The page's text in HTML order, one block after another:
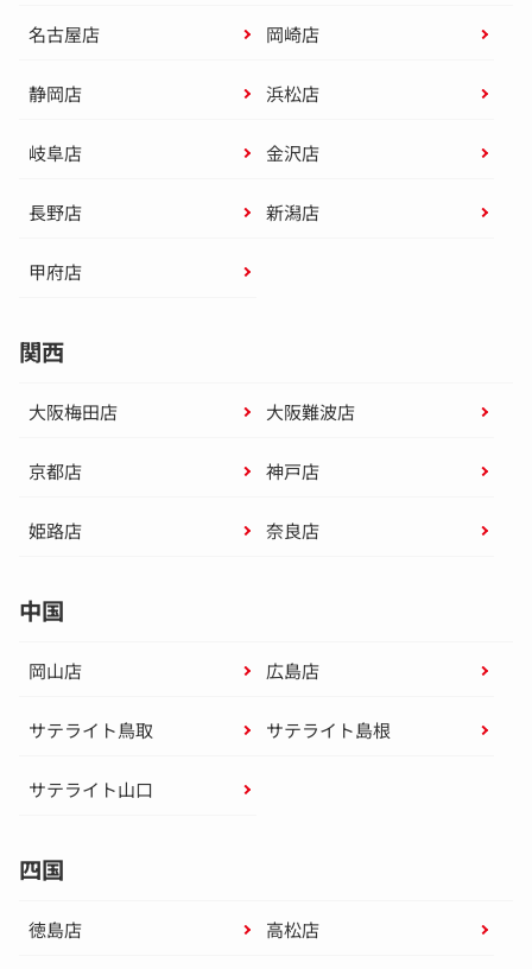
名古屋店 岡崎店
静岡店 浜松店
岐阜店 金沢店
長野店 新潟店
甲府店
関西
大阪梅田店 大阪難波店
京都店 神戸店
姫路店 奈良店
中国
岡山店 広島店
サテライト鳥取 サテライト島根
サテライト山口
四国
徳島店 高松店